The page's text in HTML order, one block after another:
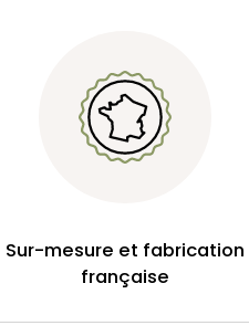
Sur-mesure et fabrication
française